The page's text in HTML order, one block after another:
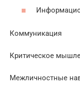
Коммуникация
Критическое
Межличностные